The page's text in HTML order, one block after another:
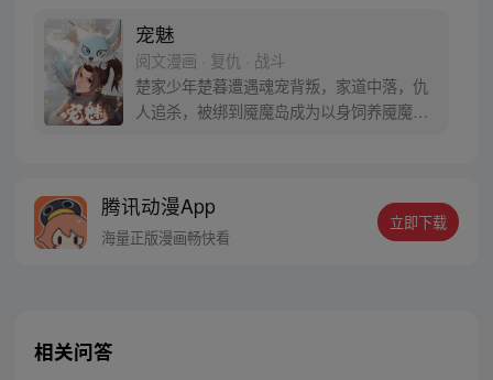
宠魅
阅文漫画 · 复仇 · 战斗
楚家少年楚暮遭遇魂宠背叛，家道中落，仇
人追杀，被绑到魇魔岛成为以身饲养魇魔的
楚暮幸运地和一只变异月光狐魂宠签订了契
约，取名莫邪。 楚暮将以魇魔岛为起点，谱
腾讯动漫App
海量正版漫画畅快看
立即下载
相关问答